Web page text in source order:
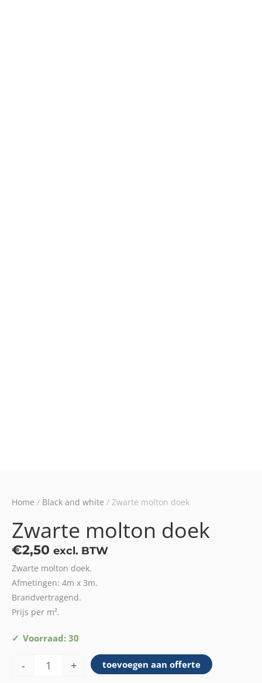
Home / Black and white / Zwarte molton doek
Zwarte molton doek
€2,50 excl. BTW
Zwarte molton doek.
Afmetingen: 4m x 3m.
Brandvertragend.
Prijs per m².
Voorraad: 30
-
Zwarte
doek
+ toevoegen aan offerte